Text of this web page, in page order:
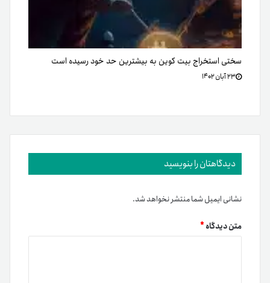
سختی استخراج بیت کوین به بیشترین حد خود رسیده است
۲۳ آبان ۱۴۰۲
دیدگاهتان را بنویسید
نشانی ایمیل شما منتشر نخواهد شد.
متن دیدگاه*